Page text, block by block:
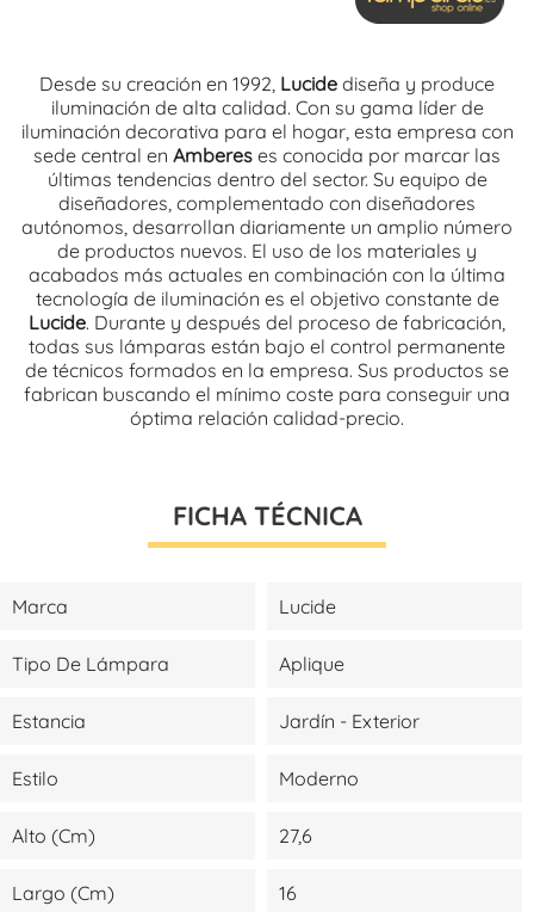
Desde su creación en 1992, Lucide diseña y produce
iluminación de alta calidad. Con su gama líder de
iluminación decorativa para el hogar, esta empresa con
sede central en Amberes es conocida por marcar las
últimas tendencias dentro del sector. Su equipo de
diseñadores, complementado con diseñadores
autónomos, desarrollan diariamente un amplio número
de productos nuevos. El uso de los materiales y
acabados más actuales en combinación con la última
tecnología de iluminación es el objetivo constante de
Lucide. Durante y después del proceso de fabricación,
todas sus lámparas están bajo el control permanente
de técnicos formados en la empresa. Sus productos se
fabrican buscando el mínimo coste para conseguir una
óptima relación calidad-precio.
FICHA TÉCNICA
Marca Lucide
Tipo De Lámpara Aplique
Estancia Jardín - Exterior
Estilo Moderno
Alto (cm) 27,6
Largo (cm) 16